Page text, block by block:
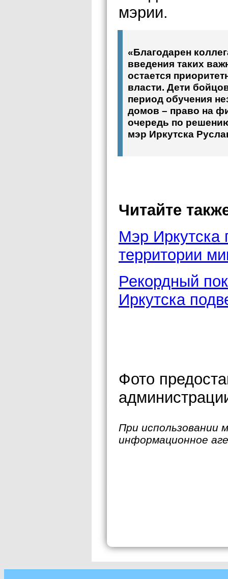
мэрии.
«Благодарен
введения таких
остается
власти. Дети
период обучения
домов – право на
очередь по
мэр Иркутска
Читайте
Мэр Иркутска
территории
Рекордный
Иркутска
Фото
При использовании
информационное